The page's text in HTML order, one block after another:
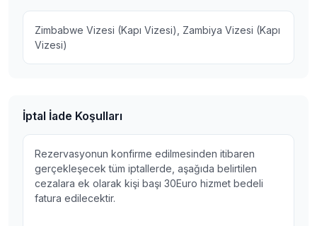
Zimbabwe Vizesi (Kapı Vizesi), Zambiya Vizesi (Kapı
Vizesi)
İptal İade Koşulları
Rezervasyonun konfirme edilmesinden itibaren
gerçekleşecek tüm iptallerde, aşağıda belirtilen
cezalara ek olarak kişi başı 30Euro hizmet bedeli
fatura edilecektir.